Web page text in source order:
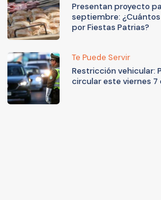
Presentan proyecto
septiembre:
por Fiestas Patrias?
Te Puede Servir
Restricción vehicular:
circular este viernes 7